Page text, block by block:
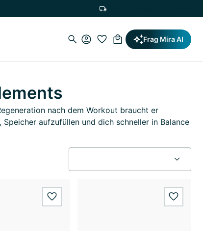
Frag Mira AI
nach dem Workout braucht er
aufzufüllen und dich schneller in Balance
wishlist.add